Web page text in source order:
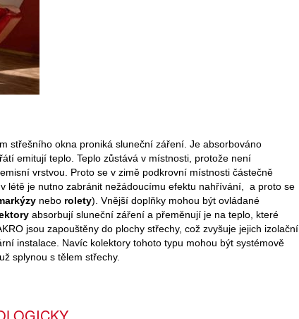
střešního okna proniká sluneční záření. Je absorbováno
emitují teplo. Teplo zůstává v místnosti, protože není
vrstvou. Proto se v zimě podkrovní místnosti částečně
létě je nutno zabránit nežádoucímu efektu nahřívání, a proto se
nebo rolety). Vnější doplňky mohou být ovládané
absorbují sluneční záření a přeměnují je na teplo, které
jsou zapouštěny do plochy střechy, což zvyšuje jejich izolační
instalace. Navíc kolektory tohoto typu mohou být systémově
splynou s tělem střechy.